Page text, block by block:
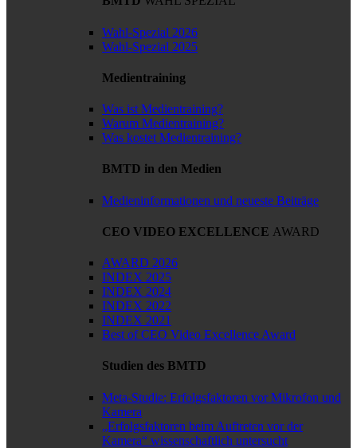
Wahl-Spezial 2026
Wahl-Spezial 2025
Medientraining
Was ist Medientraining?
Warum Medientraining?
Was kostet Medientraining?
BMTD in den Medien
Medieninformationen und neueste Beiträge
CEO VIDEO EXCELLENCE AWARD
AWARD 2026
INDEX 2025
INDEX 2024
INDEX 2022
INDEX 2021
Best of CEO Video Excellence Award
Studien des BMTD
Meta-Studie: Erfolgsfaktoren vor Mikrofon und
Kamera
„Erfolgsfaktoren beim Auftreten vor der
Kamera“ wissenschaftlich untersucht